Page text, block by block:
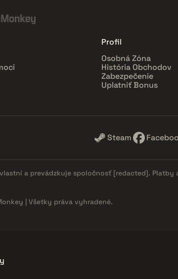
Profil
Osobná Zóna
História Obchodov
Zabezpečenie
Uplatniť Bonus
Steam
a prevádzkuje spoločnosť [redacted]. Platby
| Všetky práva vyhradené.